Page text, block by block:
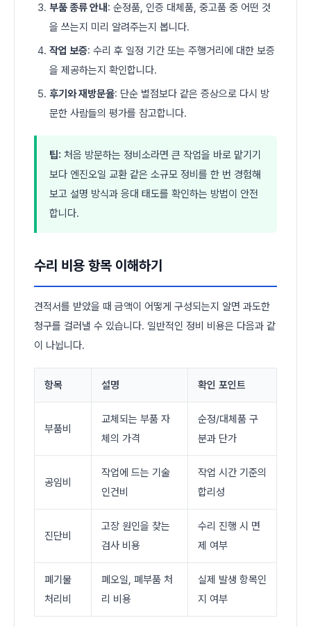
부품 종류 안내 : 순정품, 인증 대체품, 중고품 중 어떤 것
을 쓰는지 미리 알려주는지 봅니다.
작업 보증: 수리 후 일정 기간 또는 주행거리에 대한 보증
을 제공하는지 확인합니다.
후기와 재방문율: 단순 별점보다 같은 증상으로 다시 방
문한 사람들의 평가를 참고합니다.
팁: 처음 방문하는 정비소라면 큰 작업을 바로 맡기기
보다 엔진오일 교환 같은 소규모 정비를 한 번 경험해
보고 설명 방식과 응대 태도를 확인하는 방법이 안전
합니다.
수리 비용 항목 이해하기
견적서를 받았을 때 금액이 어떻게 구성되는지 알면 과도한
청구를 걸러낼 수 있습니다. 일반적인 정비 비용은 다음과 같
이 나뉩니다.
항목 설명 확인 포인트
부품비
교체되는 부품 자
체의 가격
순정/대체품 구
분과 단가
공임비
작업에 드는 기술
인건비
작업 시간 기준의
합리성
진단비
고장 원인을 찾는
검사 비용
수리 진행 시 면
제 여부
폐기물
처리비
폐오일, 폐부품 처
리 비용
실제 발생 항목인
지 여부